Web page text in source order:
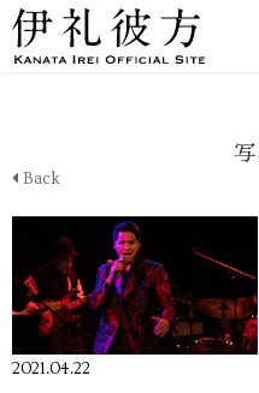
Back
2021.04.22